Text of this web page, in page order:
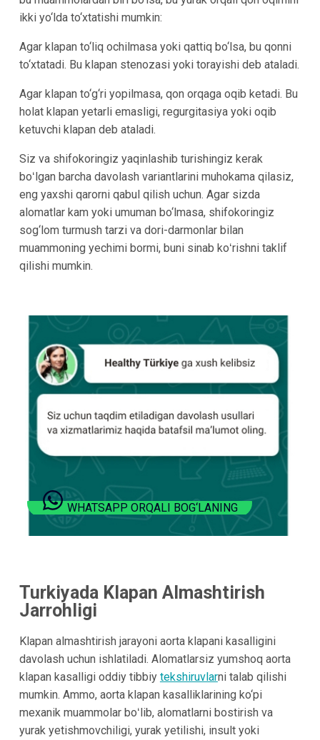
ikki yo‘lda to‘xtatishi mumkin:
Agar klapan to‘liq ochilmasa yoki qattiq bo‘lsa, bu qonni
to‘xtatadi. Bu klapan stenozasi yoki torayishi deb ataladi.
Agar klapan to‘g‘ri yopilmasa, qon orqaga oqib ketadi. Bu
holat klapan yetarli emasligi, regurgitasiya yoki oqib
ketuvchi klapan deb ataladi.
Siz va shifokoringiz yaqinlashib turishingiz kerak
boʻlgan barcha davolash variantlarini muhokama qilasiz,
eng yaxshi qarorni qabul qilish uchun. Agar sizda
alomatlar kam yoki umuman bo‘lmasa, shifokoringiz
sog‘lom turmush tarzi va dori-darmonlar bilan
muammoning yechimi bormi, buni sinab koʻrishni taklif
qilishi mumkin.
WHATSAPP ORQALI BOG‘LANING
Turkiyada Klapan Almashtirish
Jarrohligi
Klapan almashtirish jarayoni aorta klapani kasalligini
davolash uchun ishlatiladi. Alomatlarsiz yumshoq aorta
klapan kasalligi oddiy tibbiy tekshiruvlarni talab qilishi
mumkin. Ammo, aorta klapan kasalliklarining ko‘pi
mexanik muammolar boʻlib, alomatlarni bostirish va
yurak yetishmovchiligi, yurak yetilishi, insult yoki